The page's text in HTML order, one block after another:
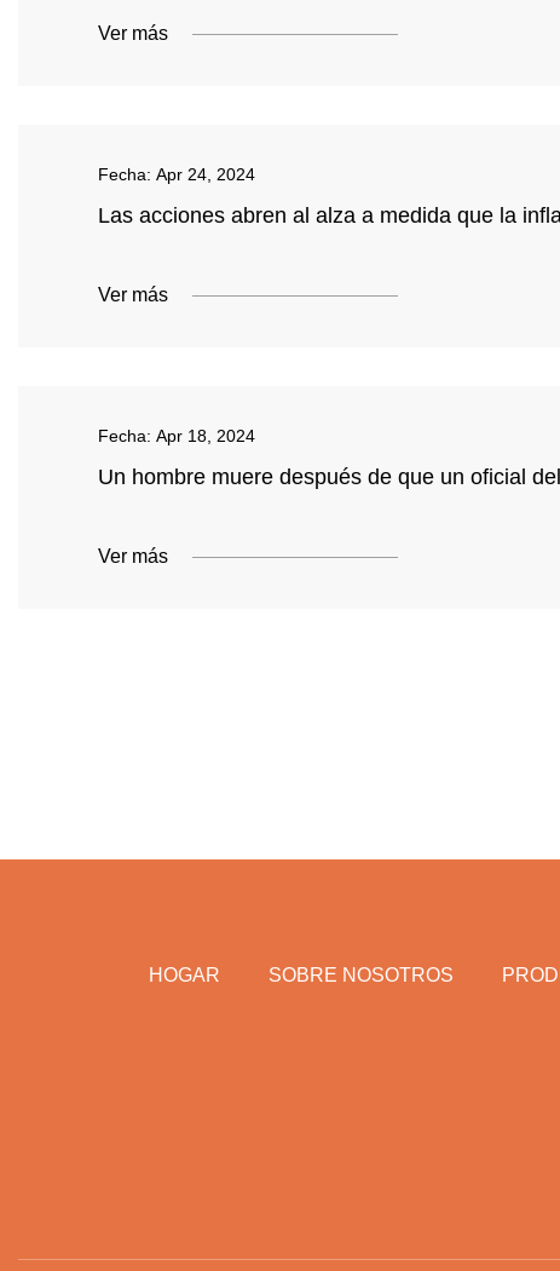
Ver más
Fecha: Apr 24, 2024
Las acciones abren al alza a medida que la
Ver más
Fecha: Apr 18, 2024
Un hombre muere después de que un oficial
Ver más
HOGAR SOBRE NOSOTROS